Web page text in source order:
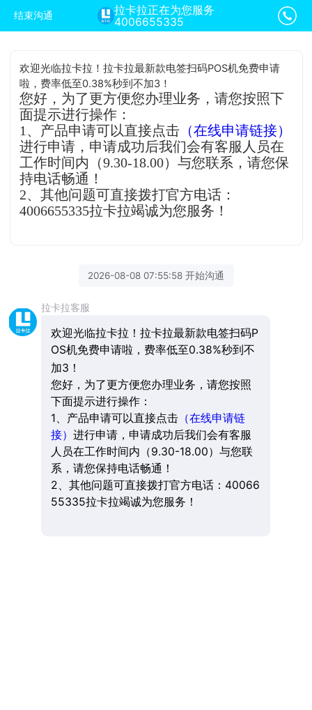
结束沟通
拉卡拉正在为您服务
4006655335
欢迎光临拉卡拉！拉卡拉最新款电签扫码POS机免费申请
啦，费率低至0.38%秒到不加3！
您好，为了更方便您办理业务，请您按照下
面提示进行操作：
1、产品申请可以直接点击 （在线申请链接）
进行申请，申请成功后我们会有客服人员在
工作时间内（9.30-18.00）与您联系，请您保
持电话畅通！
2、其他问题可直接拨打官方电话：
4006655335拉卡拉竭诚为您服务！
2026-08-08 07:55:58 开始沟通
拉卡拉客服
欢迎光临拉卡拉！拉卡拉最新款电签扫码P
OS机免费申请啦，费率低至0.38%秒到不
加3！
您好，为了更方便您办理业务，请您按照
下面提示进行操作：
1、产品申请可以直接点击（在线申请链
接） 进行申请，申请成功后我们会有客服
人员在工作时间内（9.30-18.00）与您联
系，请您保持电话畅通！
2、其他问题可直接拨打官方电话：40066
55335拉卡拉竭诚为您服务！